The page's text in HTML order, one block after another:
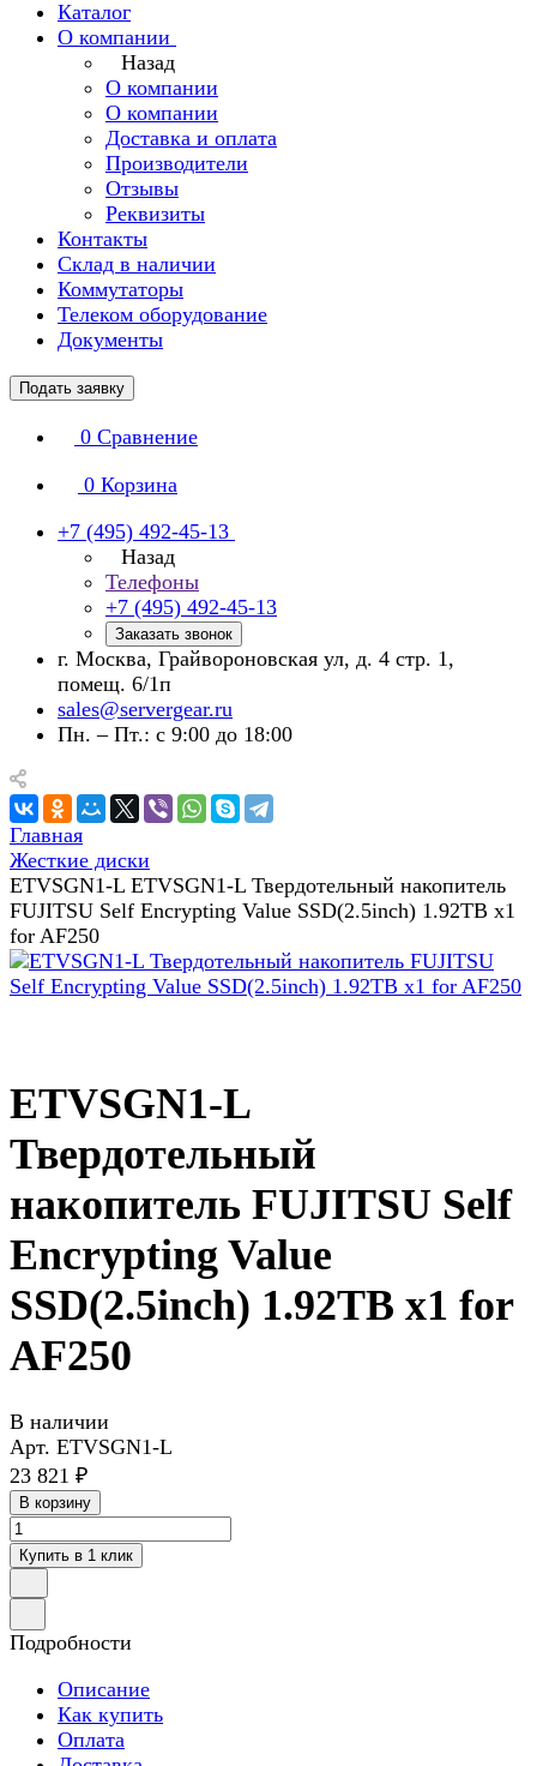
Каталог
О компании
Назад
О компании
О компании
Доставка и оплата
Производители
Отзывы
Реквизиты
Контакты
Склад в наличии
Коммутаторы
Телеком оборудование
Документы
Подать заявку
0 Сравнение
0 Корзина
+7 (495) 492-45-13
Назад
Телефоны
+7 (495) 492-45-13
Заказать звонок
г. Москва, Грайвороновская ул, д. 4 стр. 1,
помещ. 6/1п
sales@servergear.ru
Пн. – Пт.: с 9:00 до 18:00
Главная
Жесткие диски
ETVSGN1-L ETVSGN1-L Твердотельный накопитель
FUJITSU Self Encrypting Value SSD(2.5inch) 1.92TB x1
for AF250
ETVSGN1-L
Твердотельный
накопитель FUJITSU Self
Encrypting Value
SSD(2.5inch) 1.92TB x1 for
AF250
В наличии
Арт. ETVSGN1-L
23 821 ₽
В корзину
Купить в 1 клик
Подробности
Описание
Как купить
Оплата